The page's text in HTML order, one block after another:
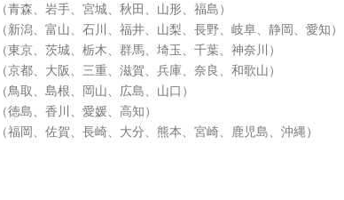
青森、岩手、宮城、秋田、山形、福島）
新潟、富山、石川、福井、山梨、長野、岐阜、静岡、愛知）
東京、茨城、栃木、群馬、埼玉、千葉、神奈川）
京都、大阪、三重、滋賀、兵庫、奈良、和歌山）
鳥取、島根、岡山、広島、山口）
徳島、香川、愛媛、高知）
福岡、佐賀、長崎、大分、熊本、宮崎、鹿児島、沖縄）